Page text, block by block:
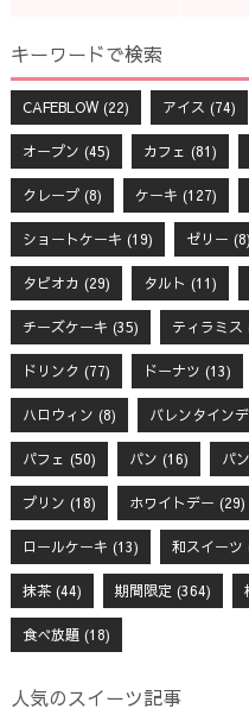
キーワードで検索
CAFEBLOW(22) アイス (74)
オープン (45) カフェ (81)
クレープ(8) ケーキ (127)
ショートケーキ (19) ゼリー (8)
タピオカ (29) タルト (11)
チーズケーキ (35) ティラミス
ドリンク (77) ドーナツ (13)
ハロウィン (8) バレンタイン
パフェ (50) パン (16) パ
プリン (18) ホワイトデー (29)
ロールケーキ (13) 和スイーツ
抹茶(44) 期間限定 (364)
食べ放題(18)
人気のスイーツ記事